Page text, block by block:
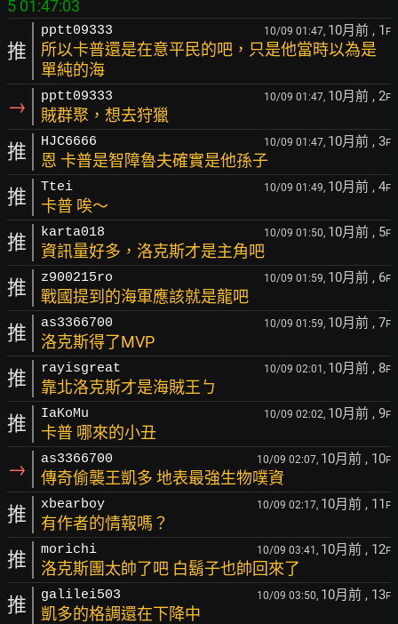
推
pptt09333 10/09 01:47, 10月前 , 1 F
所以卡普還是在意平民的吧，只是他當時以為是
單純的海
→ pptt09333 10/09 01:47, 10月前 , 2F
賊群聚，想去狩獵
推 HJC6666 10/09 01:47, 10月前 , 3F
恩 卡普是智障魯夫確實是他孫子
推 Ttei 10/09 01:49, 10月前 , 4F
卡普 唉～
推 karta018 10/09 01:50, 10月前 , 5F
資訊量好多，洛克斯才是主角吧
推 z900215ro 10/09 01:59, 10月前 , 6F
戰國提到的海軍應該就是龍吧
推 as3366700 10/09 01:59, 10月前 , 7F
洛克斯得了MVP
推 rayisgreat 10/09 02:01, 10月前 , 8F
靠北洛克斯才是海賊王ㄅ
推 IaKoMu 10/09 02:02, 10月前 , 9F
卡普 哪來的小丑
→ as3366700 10/09 02:07, 10月前 , 10F
傳奇偷襲王凱多 地表最強生物噗資
推 xbearboy 10/09 02:17, 10月前 , 11 F
有作者的情報嗎？
推 morichi 10/09 03:41, 10月前 , 12F
洛克斯團太帥了吧 白鬍子也帥回來了
推 galilei503 10/09 03:50, 10月前 , 13F
凱多的格調還在下降中